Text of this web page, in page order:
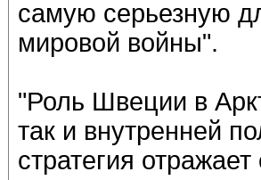
самую серьезную
мировой войны".
"Роль Швеции в
так и внутренней
стратегия